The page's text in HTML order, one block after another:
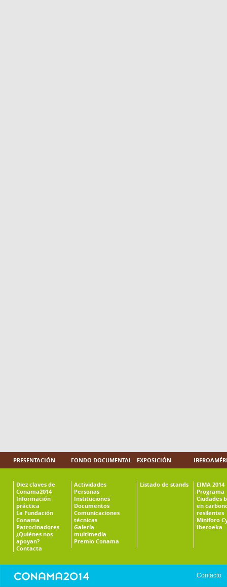
PRESENTACIÓN
Diez claves de
Conama2014
Información
práctica
La Fundación
Conama
Patrocinadores
¿Quiénes nos
apoyan?
Contacta
FONDO DOCUMENTAL
Actividades
Personas
Instituciones
Documentos
Comunicaciones
técnicas
Galería
multimedia
Premio Conama
EXPOSICIÓN
Listado de stands
EIMA 2014
Programa
Ciudades
en
resilentes
Miniforo
Iberoeka
Contacto